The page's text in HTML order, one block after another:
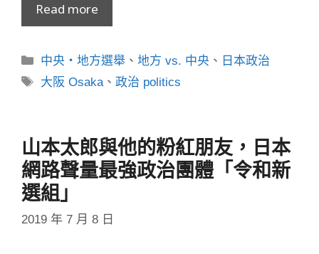
Read more
分
類
中央・地方選舉 、地方 vs. 中央 、 日本政治
標
大阪 Osaka、政治 politics
山本太郎與他的粉紅朋友，日本
網路聲量最強政治團體「令和新
選組」
2019 年 7 月 8 日